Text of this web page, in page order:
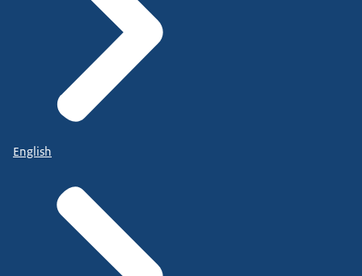
English